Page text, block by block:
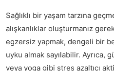
Sağlıklı bir yaşam tarzına
alışkanlıklar oluşturmanız
egzersiz yapmak, dengeli bir
uyku almak sayılabilir. Ayrıca,
veya yoga gibi stres azaltıcı